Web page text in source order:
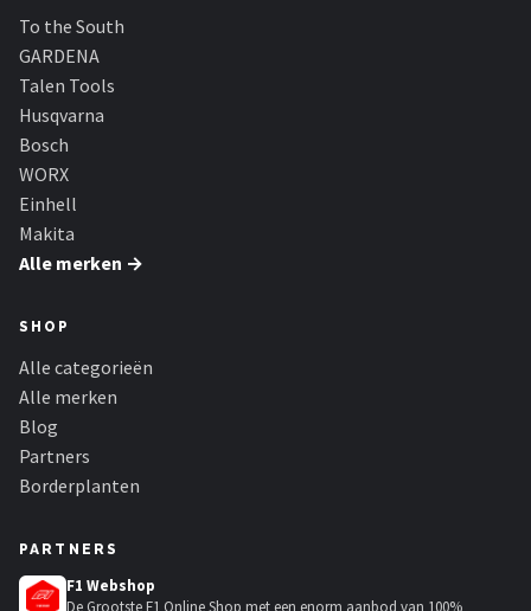
To the South
GARDENA
Talen Tools
Husqvarna
Bosch
WORX
Einhell
Makita
Alle merken →
SHOP
Alle categorieën
Alle merken
Blog
Partners
Borderplanten
PARTNERS
F1 Webshop
De Grootste F1 Online Shop met een enorm aanbod van 100%